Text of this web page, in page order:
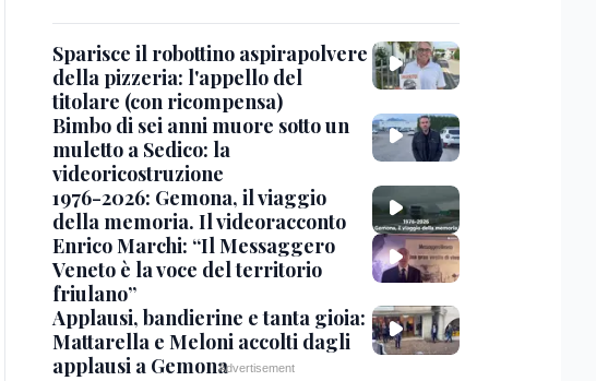
Sparisce il robottino aspirapolvere
della pizzeria: l'appello del
titolare (con ricompensa)
Bimbo di sei anni muore sotto un
muletto a Sedico: la
videoricostruzione
1976-2026: Gemona, il viaggio
della memoria. Il videoracconto
Enrico Marchi: “Il Messaggero
Veneto è la voce del territorio
friulano”
Applausi, bandierine e tanta gioia:
Mattarella e Meloni accolti dagli
applausi a Gemona